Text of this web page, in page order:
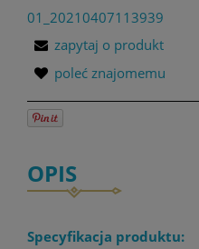
01_20210407113939
zapytaj o produkt
poleć znajomemu
OPIS
Specyfikacja produktu: